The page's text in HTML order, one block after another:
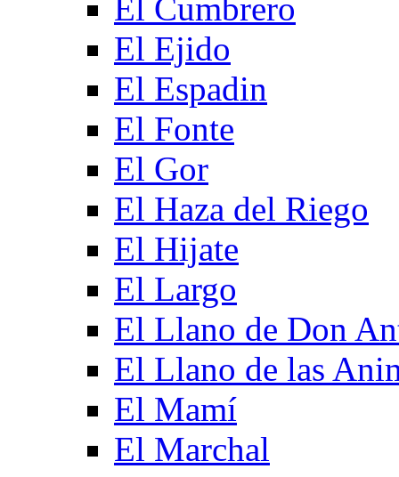
El Cumbrero
El Ejido
El Espadin
El Fonte
El Gor
El Haza del Riego
El Hijate
El Largo
El Llano de Don
El Llano de las
El Mamí
El Marchal